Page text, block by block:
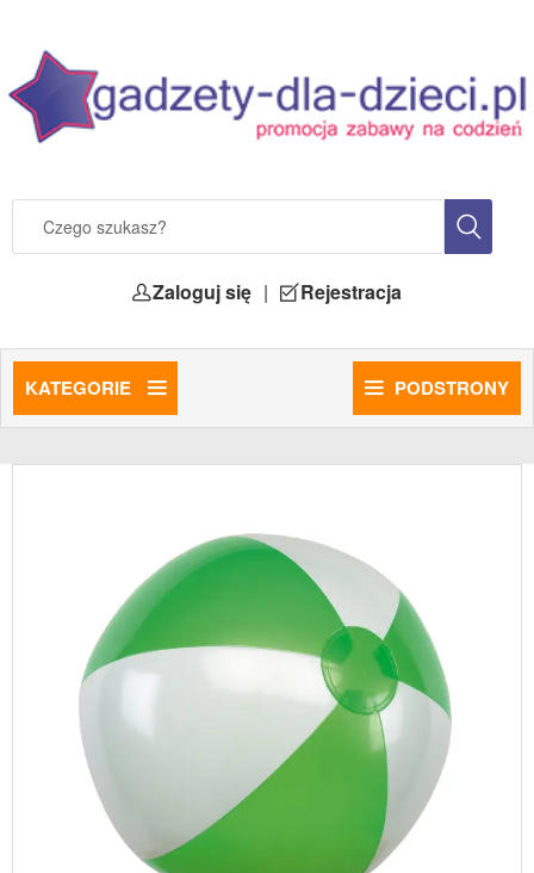
Zaloguj się | Rejestracja
KATEGORIE PODSTRONY